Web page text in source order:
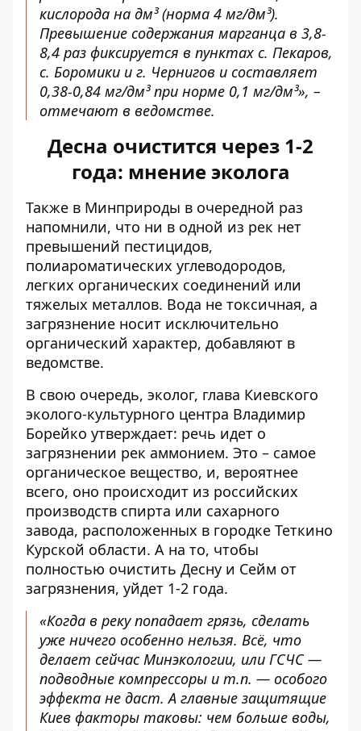
кислорода на дм³ (норма 4 мг/дм³).
Превышение содержания марганца в 3,8-
8,4 раз фиксируется в пунктах с. Пекаров,
с. Боромики и г. Чернигов и составляет
0,38-0,84 мг/дм³ при норме 0,1 мг/дм³», –
отмечают в ведомстве.
Десна очистится через 1-2
года: мнение эколога
Также в Минприроды в очередной раз
напомнили, что ни в одной из рек нет
превышений пестицидов,
полиароматических углеводородов,
легких органических соединений или
тяжелых металлов. Вода не токсичная, а
загрязнение носит исключительно
органический характер, добавляют в
ведомстве.
В свою очередь, эколог, глава Киевского
эколого-культурного центра Владимир
Борейко утверждает: речь идет о
загрязнении рек аммонием. Это – самое
органическое вещество, и, вероятнее
всего, оно происходит из российских
производств спирта или сахарного
завода, расположенных в городке Теткино
Курской области. А на то, чтобы
полностью очистить Десну и Сейм от
загрязнения, уйдет 1-2 года.
«Когда в реку попадает грязь, сделать
уже ничего особенно нельзя. Всё, что
делает сейчас Минэкологии, или ГСЧС —
подводные компрессоры и т.п. — особого
эффекта не даст. А главные защитящие
Киев факторы таковы: чем больше воды,